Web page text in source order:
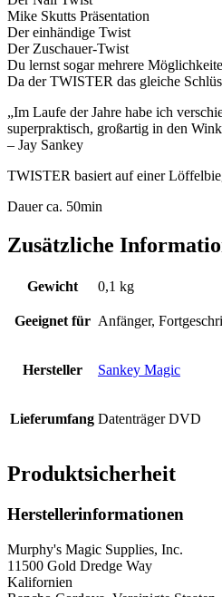
Mike Skutts Präsentation
Der einhändige Twist
Der Zuschauer-Twist
Du lernst sogar mehrere
Da der TWISTER das gleiche
„Im Laufe der Jahre habe ich
superpraktisch, großartig in den
– Jay Sankey
TWISTER basiert auf einer
Dauer ca. 50min
Zusätzliche
Gewicht 0,1 kg
Geeignet für Anfänger,
Hersteller Sankey Magic
Lieferumfang Datenträger DVD
Produktsicherheit
Herstellerinformationen
Murphy's Magic Supplies, Inc.
11500 Gold Dredge Way
Kalifornien